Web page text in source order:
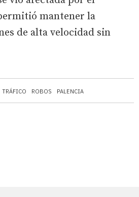
TRÁFICO ROBOS PALENCIA
mantener la
de alta velocidad sin